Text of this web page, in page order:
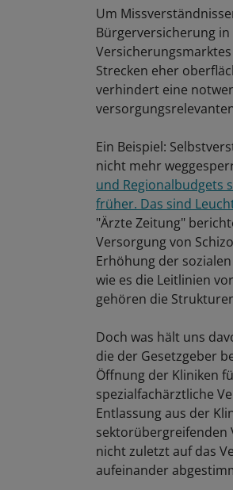
Um
Bürgerversicherung
Strecken eher
verhindert eine
Ein Beispiel:
nicht mehr
und Regionalbudgets
früher. Das sind
"Ärzte Zeitung"
Versorgung von
Erhöhung der
wie es die Leitlinien
gehören die
Doch was hält uns
die der Gesetzgeber
Öffnung der Kliniken
spezialfachärztliche
Entlassung aus der
sektorübergreifenden
nicht zuletzt auf das
aufeinander